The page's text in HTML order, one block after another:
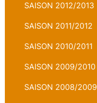
SAISON 2012/2013
SAISON 2011/2012
SAISON 2010/2011
SAISON 2009/2010
SAISON 2008/2009